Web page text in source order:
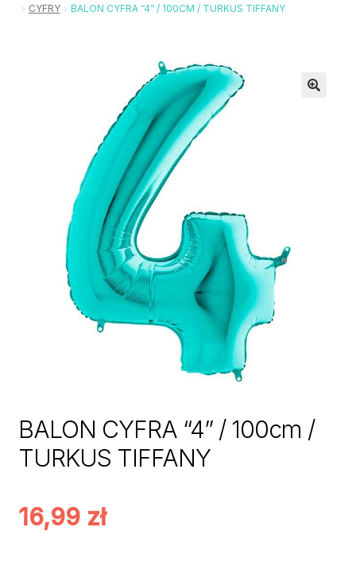
Urodziny / Imprezy
Rozwiń
Akcesoria Party
Moje konto
CYFRY
BALON CYFRA “4” / 100CM / TURKUS TIFFANY
BALON CYFRA “4” / 100cm /
TURKUS TIFFANY
16,99 zł